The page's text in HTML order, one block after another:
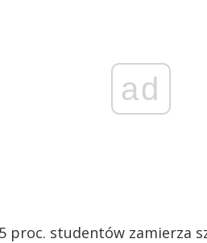
ad
proc. studentów zamierza